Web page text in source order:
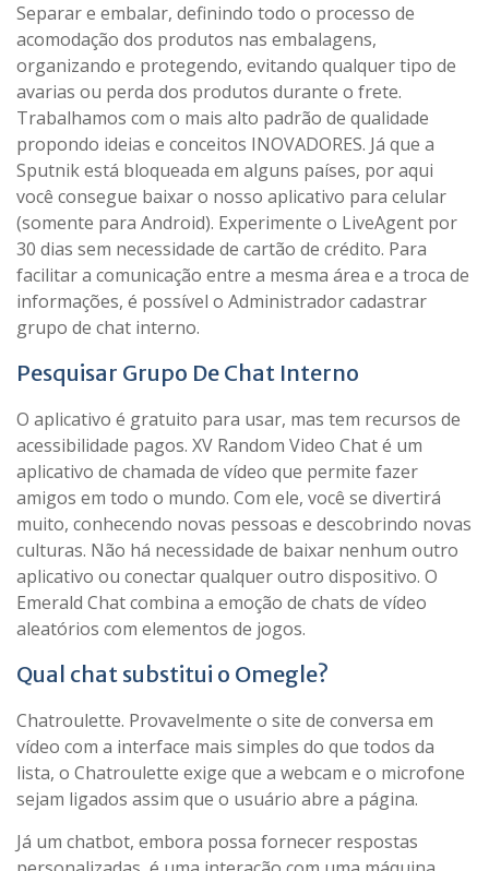
Separar e embalar, definindo todo o processo de
acomodação dos produtos nas embalagens,
organizando e protegendo, evitando qualquer tipo de
avarias ou perda dos produtos durante o frete.
Trabalhamos com o mais alto padrão de qualidade
propondo ideias e conceitos INOVADORES. Já que a
Sputnik está bloqueada em alguns países, por aqui
você consegue baixar o nosso aplicativo para celular
(somente para Android). Experimente o LiveAgent por
30 dias sem necessidade de cartão de crédito. Para
facilitar a comunicação entre a mesma área e a troca de
informações, é possível o Administrador cadastrar
grupo de chat interno.
Pesquisar Grupo De Chat Interno
O aplicativo é gratuito para usar, mas tem recursos de
acessibilidade pagos. XV Random Video Chat é um
aplicativo de chamada de vídeo que permite fazer
amigos em todo o mundo. Com ele, você se divertirá
muito, conhecendo novas pessoas e descobrindo novas
culturas. Não há necessidade de baixar nenhum outro
aplicativo ou conectar qualquer outro dispositivo. O
Emerald Chat combina a emoção de chats de vídeo
aleatórios com elementos de jogos.
Qual chat substitui o Omegle?
Chatroulette. Provavelmente o site de conversa em
vídeo com a interface mais simples do que todos da
lista, o Chatroulette exige que a webcam e o microfone
sejam ligados assim que o usuário abre a página.
Já um chatbot, embora possa fornecer respostas